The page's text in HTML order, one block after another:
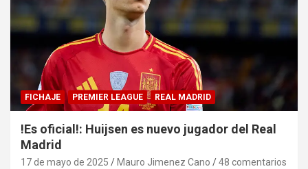
FICHAJE PREMIER LEAGUE REAL MADRID
!Es oficial!: Huijsen es nuevo jugador del Real
Madrid
17 de mayo de 2025 Mauro Jimenez Cano 48 comentarios